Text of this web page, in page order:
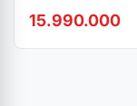
15.990.000